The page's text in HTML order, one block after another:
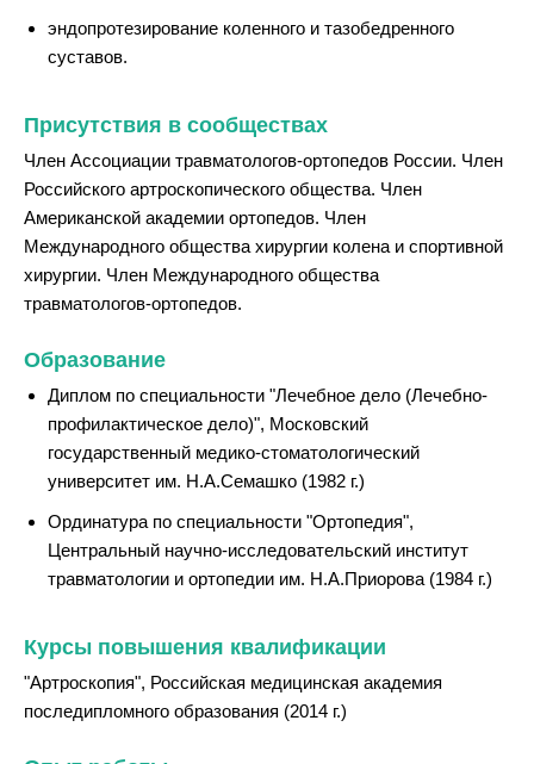
эндопротезирование коленного и тазобедренного
суставов.
Присутствия в сообществах
Член Ассоциации травматологов-ортопедов России. Член
Российского артроскопического общества. Член
Американской академии ортопедов. Член
Международного общества хирургии колена и спортивной
хирургии. Член Международного общества
травматологов-ортопедов.
Образование
Диплом по специальности "Лечебное дело (Лечебно-
профилактическое дело)", Московский
государственный медико-стоматологический
университет им. Н.А.Семашко (1982 г.)
Ординатура по специальности "Ортопедия",
Центральный научно-исследовательский институт
травматологии и ортопедии им. Н.А.Приорова (1984 г.)
Курсы повышения квалификации
"Артроскопия", Российская медицинская академия
последипломного образования (2014 г.)